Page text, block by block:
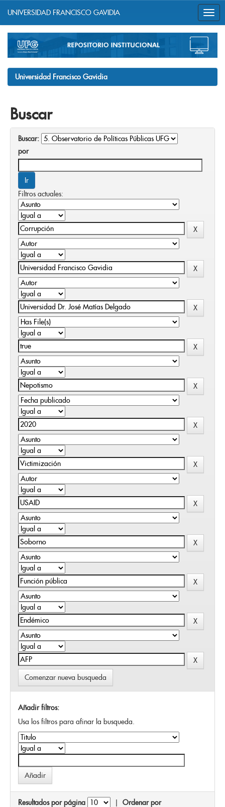
navigation
UNIVERSIDAD FRANCISCO GAVIDIA
Universidad Francisco Gavidia
Buscar
Buscar:
por
Filtros actuales:
Comenzar nueva busqueda
Añadir filtros:
Usa los filtros para afinar la busqueda.
Resultados por página | Ordenar por